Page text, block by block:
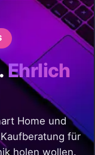
Ehrlich
Home und
für
holen wollen.